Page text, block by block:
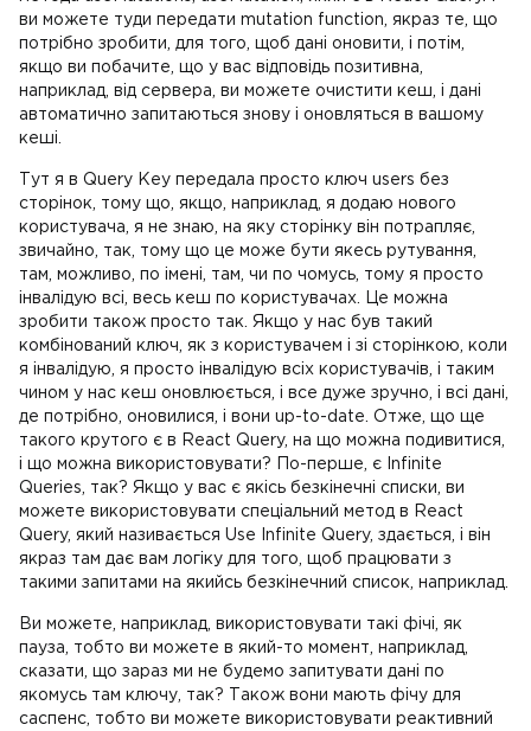
ви можете туди передати mutation function, якраз те, що
потрібно зробити, для того, щоб дані оновити, і потім,
якщо ви побачите, що у вас відповідь позитивна,
наприклад, від сервера, ви можете очистити кеш, і дані
автоматично запитаються знову і оновляться в вашому
кеші.
Тут я в Query Key передала просто ключ users без
сторінок, тому що, якщо, наприклад, я додаю нового
користувача, я не знаю, на яку сторінку він потрапляє,
звичайно, так, тому що це може бути якесь рутування,
там, можливо, по імені, там, чи по чомусь, тому я просто
інвалідую всі, весь кеш по користувачах. Це можна
зробити також просто так. Якщо у нас був такий
комбінований ключ, як з користувачем і зі сторінкою, коли
я інвалідую, я просто інвалідую всіх користувачів, і таким
чином у нас кеш оновлюється, і все дуже зручно, і всі дані,
де потрібно, оновилися, і вони up-to-date. Отже, що ще
такого крутого є в React Query, на що можна подивитися,
і що можна використовувати? По-перше, є Infinite
Queries, так? Якщо у вас є якісь безкінечні списки, ви
можете використовувати спеціальний метод в React
Query, який називається Use Infinite Query, здається, і він
якраз там дає вам логіку для того, щоб працювати з
такими запитами на якийсь безкінечний список, наприклад.
Ви можете, наприклад, використовувати такі фічі, як
пауза, тобто ви можете в який-то момент, наприклад,
сказати, що зараз ми не будемо запитувати дані по
якомусь там ключу, так? Також вони мають фічу для
саспенс, тобто ви можете використовувати реактивний